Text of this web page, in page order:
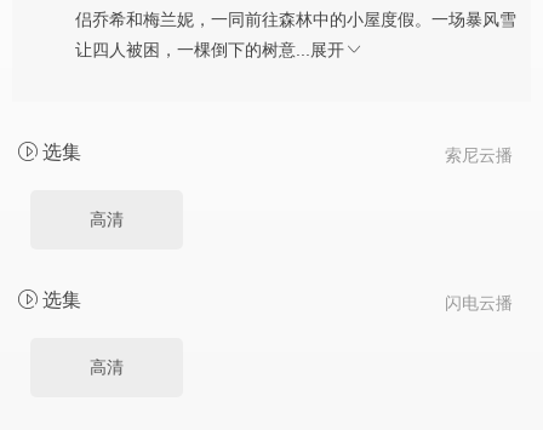
侣乔希和梅兰妮，一同前往森林中的小屋度假。一场暴风雪
让四人被困，一棵倒下的树意...
展开
索尼云播
选集
高清
闪电云播
选集
高清